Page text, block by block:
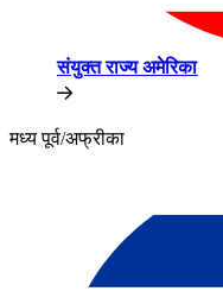
संयुक्त राज्य अमेरिका​​
मध्य पूर्व/अफ्रीका​​